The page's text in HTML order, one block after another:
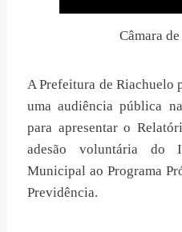
Câmara
A Prefeitura de Riachuelo
uma audiência pública
para apresentar o
adesão voluntária do
Municipal ao Programa
Previdência.